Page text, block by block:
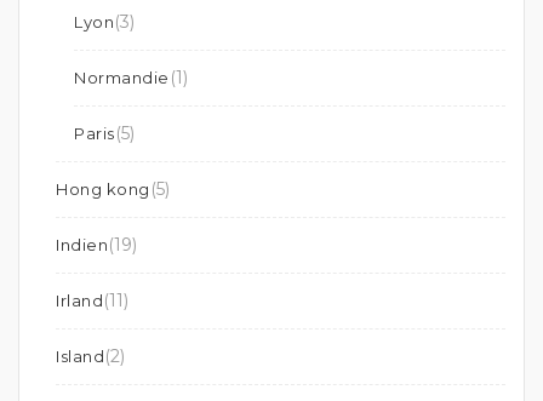
Lyon(3)
Normandie (1)
Paris(5)
Hong kong (5)
Indien(19)
Irland(11)
Island(2)